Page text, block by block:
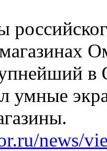
в
умные
news/